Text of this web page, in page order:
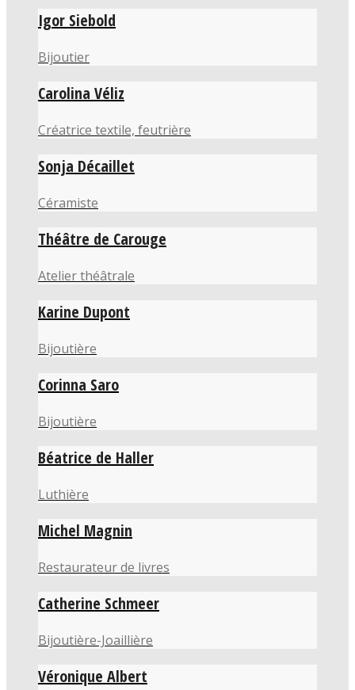
Igor Siebold
Bijoutier
Carolina Véliz
Créatrice textile, feutrière
Sonja Décaillet
Céramiste
Théâtre de Carouge
Atelier théâtrale
Karine Dupont
Bijoutière
Corinna Saro
Bijoutière
Béatrice de Haller
Luthière
Michel Magnin
Restaurateur de livres
Catherine Schmeer
Bijoutière-Joaillière
Véronique Albert